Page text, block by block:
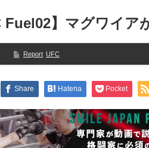
Fuel02】マグワイア
Report UFC
Share Hatena Pocket